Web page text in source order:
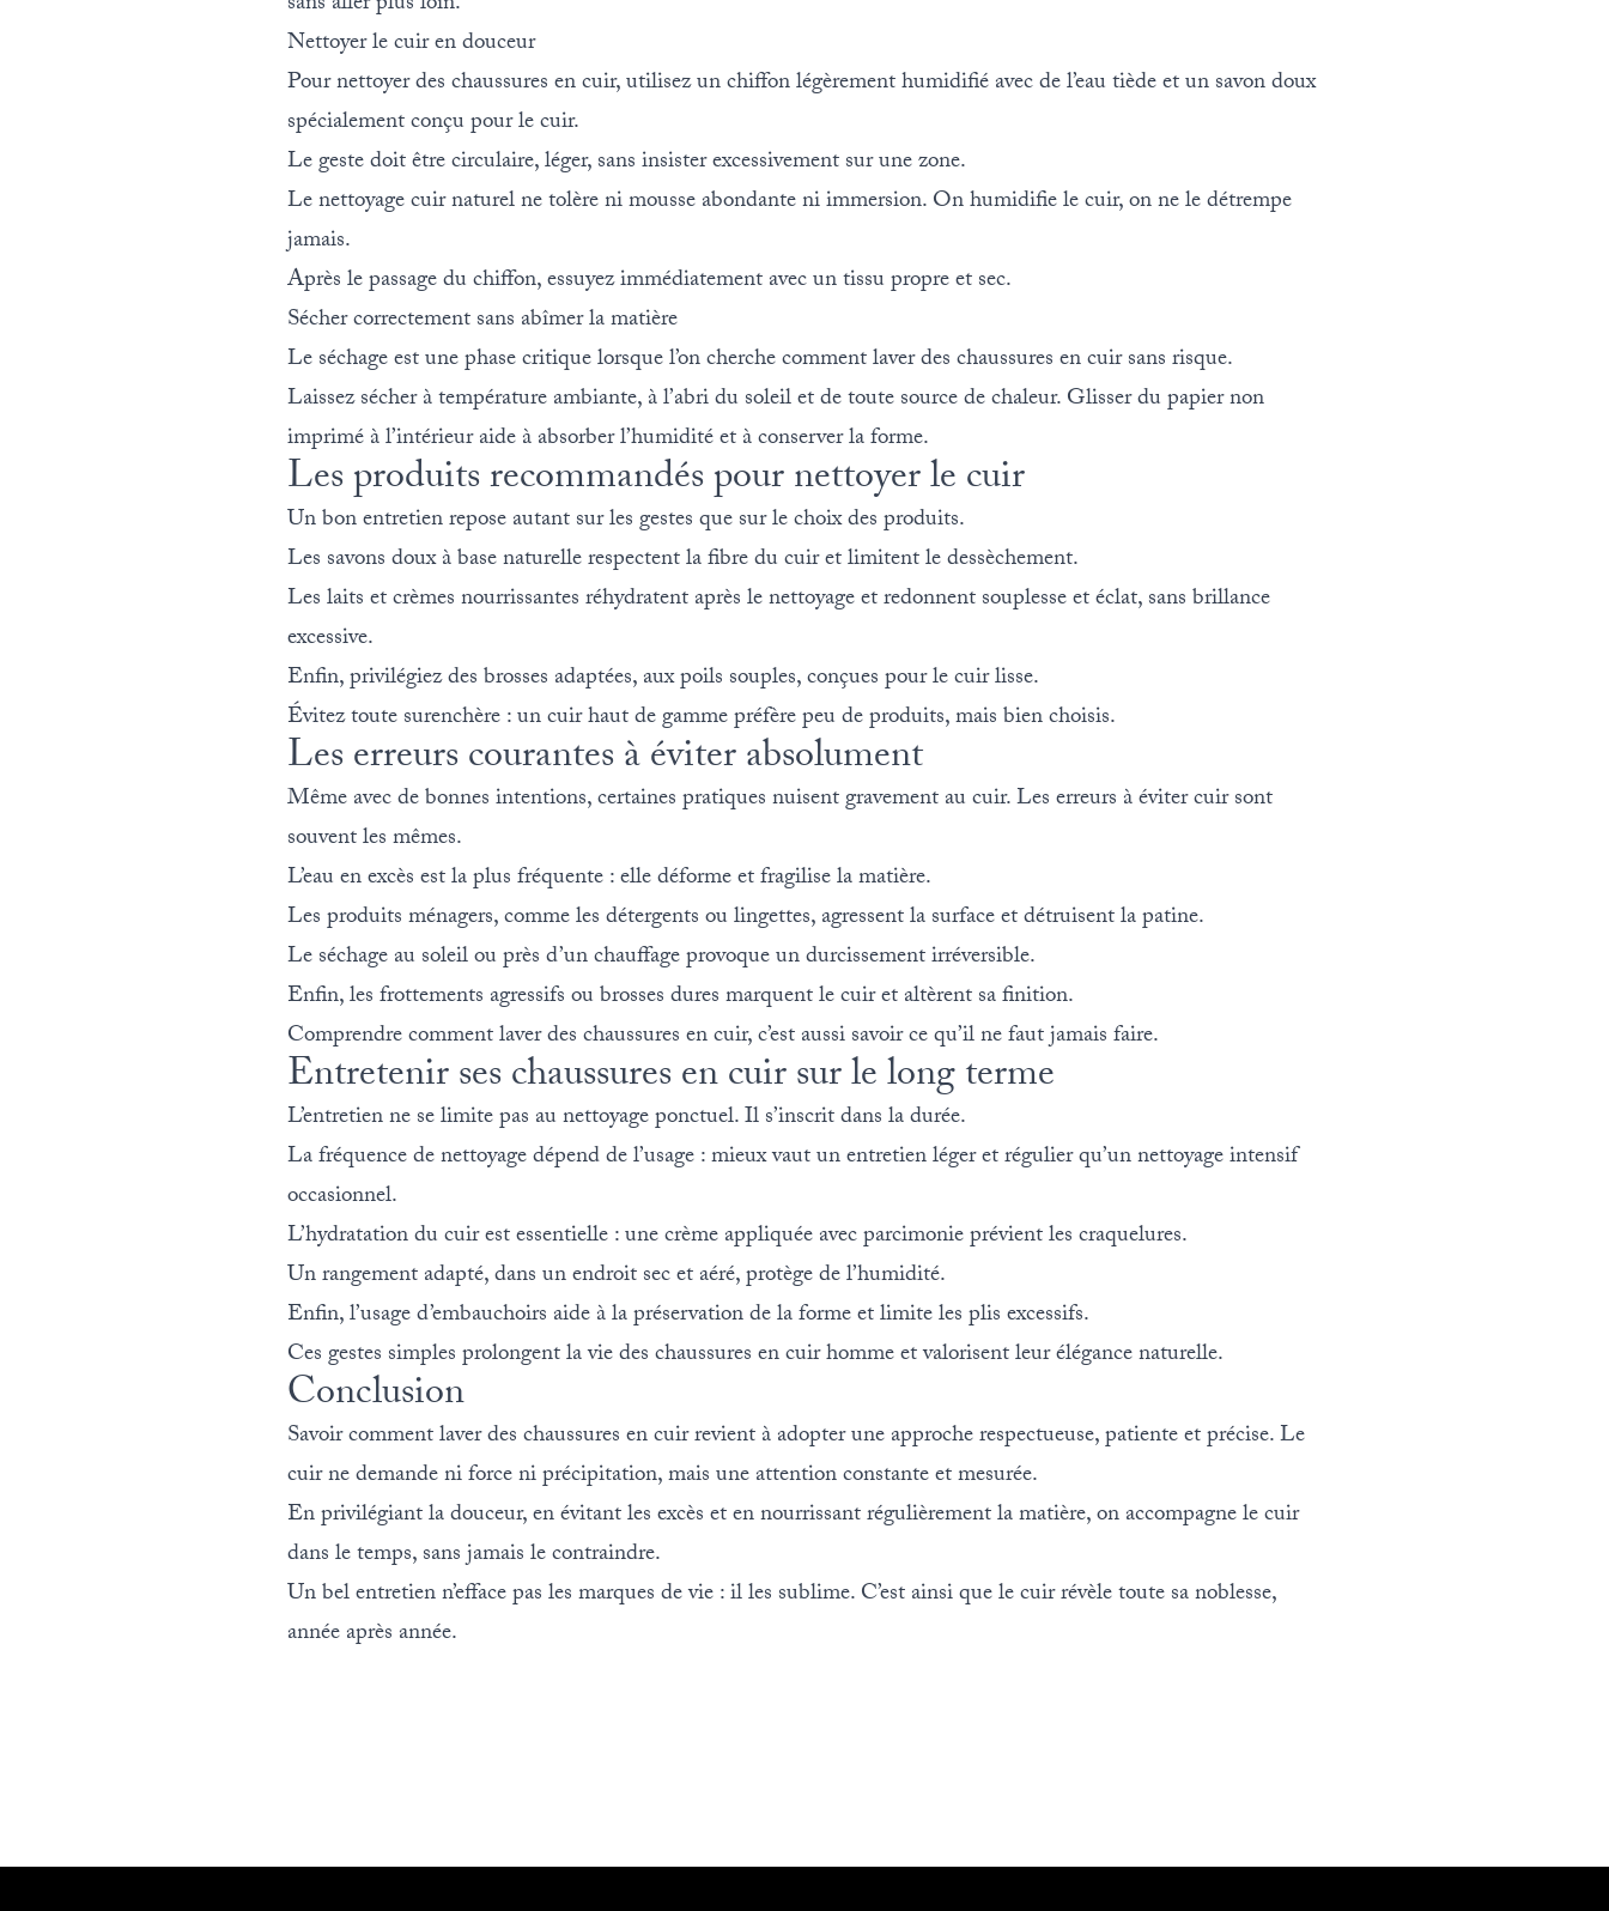
Nettoyer le cuir en douceur
Pour nettoyer des chaussures en cuir, utilisez un chiffon légèrement humidifié avec de l’eau tiède et un savon doux
spécialement conçu pour le cuir.
Le geste doit être circulaire, léger, sans insister excessivement sur une zone.
Le nettoyage cuir naturel ne tolère ni mousse abondante ni immersion. On humidifie le cuir, on ne le détrempe
jamais.
Après le passage du chiffon, essuyez immédiatement avec un tissu propre et sec.
Sécher correctement sans abîmer la matière
Le séchage est une phase critique lorsque l’on cherche comment laver des chaussures en cuir sans risque.
Laissez sécher à température ambiante, à l’abri du soleil et de toute source de chaleur. Glisser du papier non
imprimé à l’intérieur aide à absorber l’humidité et à conserver la forme.
Les produits recommandés pour nettoyer le cuir
Un bon entretien repose autant sur les gestes que sur le choix des produits.
Les savons doux à base naturelle respectent la fibre du cuir et limitent le dessèchement.
Les laits et crèmes nourrissantes réhydratent après le nettoyage et redonnent souplesse et éclat, sans brillance
excessive.
Enfin, privilégiez des brosses adaptées, aux poils souples, conçues pour le cuir lisse.
Évitez toute surenchère : un cuir haut de gamme préfère peu de produits, mais bien choisis.
Les erreurs courantes à éviter absolument
Même avec de bonnes intentions, certaines pratiques nuisent gravement au cuir. Les erreurs à éviter cuir sont
souvent les mêmes.
L’eau en excès est la plus fréquente : elle déforme et fragilise la matière.
Les produits ménagers, comme les détergents ou lingettes, agressent la surface et détruisent la patine.
Le séchage au soleil ou près d’un chauffage provoque un durcissement irréversible.
Enfin, les frottements agressifs ou brosses dures marquent le cuir et altèrent sa finition.
Comprendre comment laver des chaussures en cuir, c’est aussi savoir ce qu’il ne faut jamais faire.
Entretenir ses chaussures en cuir sur le long terme
L’entretien ne se limite pas au nettoyage ponctuel. Il s’inscrit dans la durée.
La fréquence de nettoyage dépend de l’usage : mieux vaut un entretien léger et régulier qu’un nettoyage intensif
occasionnel.
L’hydratation du cuir est essentielle : une crème appliquée avec parcimonie prévient les craquelures.
Un rangement adapté, dans un endroit sec et aéré, protège de l’humidité.
Enfin, l’usage d’embauchoirs aide à la préservation de la forme et limite les plis excessifs.
Ces gestes simples prolongent la vie des chaussures en cuir homme et valorisent leur élégance naturelle.
Conclusion
Savoir comment laver des chaussures en cuir revient à adopter une approche respectueuse, patiente et précise. Le
cuir ne demande ni force ni précipitation, mais une attention constante et mesurée.
En privilégiant la douceur, en évitant les excès et en nourrissant régulièrement la matière, on accompagne le cuir
dans le temps, sans jamais le contraindre.
Un bel entretien n’efface pas les marques de vie : il les sublime. C’est ainsi que le cuir révèle toute sa noblesse,
année après année.